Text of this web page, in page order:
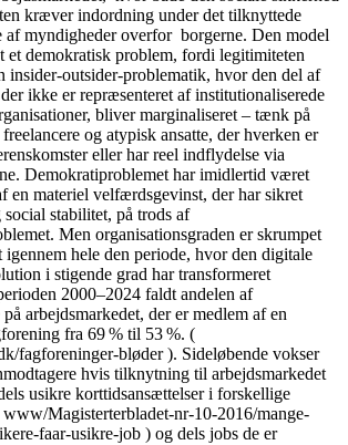
kræver indordning under det tilknyttede
af myndigheder overfor borgerne. Den model
et demokratisk problem, fordi legitimiteten
insider-outsider-problematik, hvor den del af
ikke er repræsenteret af institutionaliserede
bliver marginaliseret – tænk på
og atypisk ansatte, der hverken er
eller har reel indflydelse via
Demokratiproblemet har imidlertid været
en materiel velfærdsgevinst, der har sikret
stabilitet, på trods af
Men organisationsgraden er skrumpet
igennem hele den periode, hvor den digitale
i stigende grad har transformeret
2000–2024 faldt andelen af
arbejdsmarkedet, der er medlem af en
fra 69 % til 53 %. (
fagforeninger-bløder ). Sideløbende vokser
hvis tilknytning til arbejdsmarkedet
usikre korttidsansættelser i forskellige
Magisterterbladet-nr-10-2016/mange-
faar-usikre-job ) og dels jobs de er